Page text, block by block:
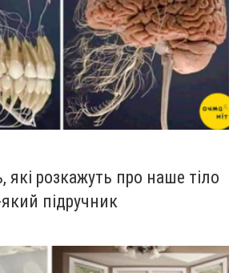
які розкажуть про наше тіло
підручник